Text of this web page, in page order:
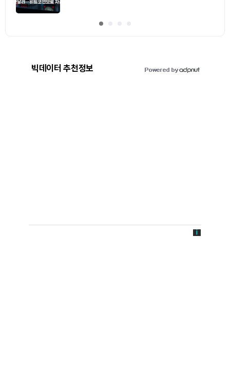
빅데이터 추천정보